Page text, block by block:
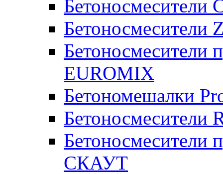
Бетоносмесители
Бетоносмесители
Бетоносмесители
EUROMIX
Бетономешалки
Бетоносмесители
Бетоносмесители
СКАУТ